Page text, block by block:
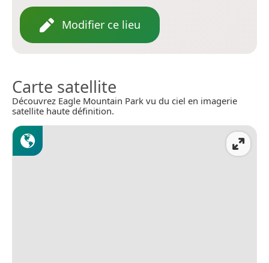
Modifier ce lieu
Carte satellite
Découvrez Eagle Mountain Park vu du ciel en imagerie
satellite haute définition.